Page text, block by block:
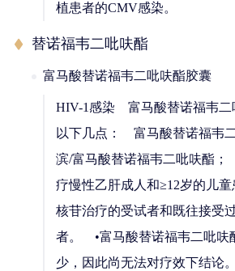
植患者的CMV感染。
替诺福韦二吡呋酯
富马酸替诺福韦二吡呋酯胶囊
HIV-1感染 富马酸替诺福韦二
以下几点： 富马酸替诺福韦
滨/富马酸替诺福韦二吡呋酯
疗慢性乙肝成人和≥12岁的儿
核苷治疗的受试者和既往接受
者。 •富马酸替诺福韦二吡呋
少，因此尚无法对疗效下结论。